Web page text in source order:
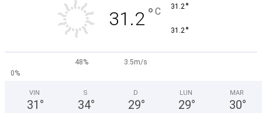
31.2 ° C 31.2°
31.2°
48%
3.5m/s
0%
VIN
31 °
S
34°
D
29°
LUN
29°
MAR
30°